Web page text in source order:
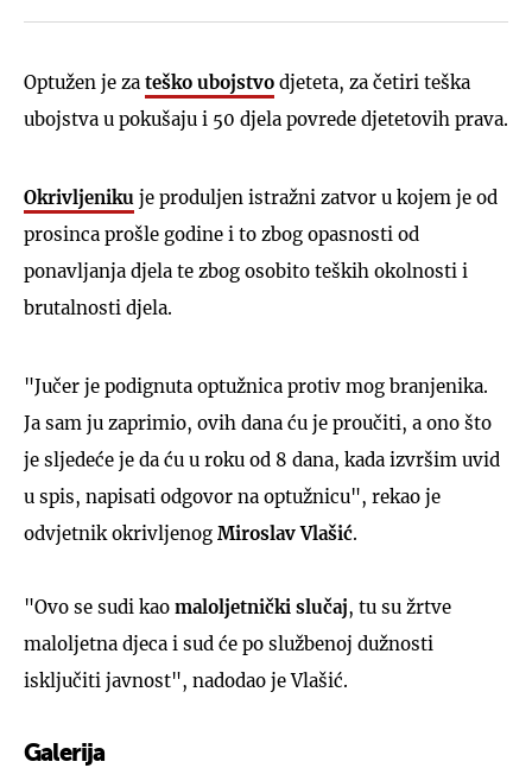
Optužen je za teško ubojstvo djeteta, za četiri teška
ubojstva u pokušaju i 50 djela povrede djetetovih prava.
Okrivljeniku je produljen istražni zatvor u kojem je od
prosinca prošle godine i to zbog opasnosti od
ponavljanja djela te zbog osobito teških okolnosti i
brutalnosti djela.
"Jučer je podignuta optužnica protiv mog branjenika.
Ja sam ju zaprimio, ovih dana ću je proučiti, a ono što
je sljedeće je da ću u roku od 8 dana, kada izvršim uvid
u spis, napisati odgovor na optužnicu", rekao je
odvjetnik okrivljenog Miroslav Vlašić.
"Ovo se sudi kao maloljetnički slučaj, tu su žrtve
maloljetna djeca i sud će po službenoj dužnosti
isključiti javnost", nadodao je Vlašić.
Galerija